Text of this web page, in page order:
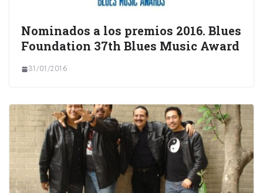
Nominados a los premios 2016. Blues
Foundation 37th Blues Music Award
31/01/2016